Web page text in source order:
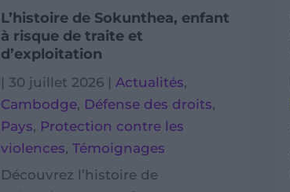
L’histoire de Sokunthea, enfant
à risque de traite et
d’exploitation
30 juillet 2026 Actualités,
Cambodge, Défense des droits,
Pays, Protection contre les
violences, Témoignages
Découvrez l’histoire de